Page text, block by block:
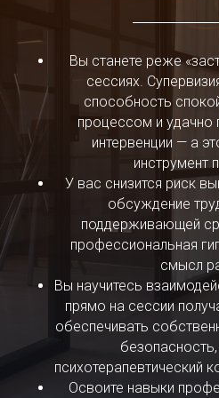
Вы станете реже
сессиях.
способность
процессом и удачно
интервенции — а
инструмент
У вас снизится риск
обсуждение
поддерживающей
профессиональная
смысл
Вы научитесь
прямо на сессии
обеспечивать
психотерапевтический
Освоите навыки